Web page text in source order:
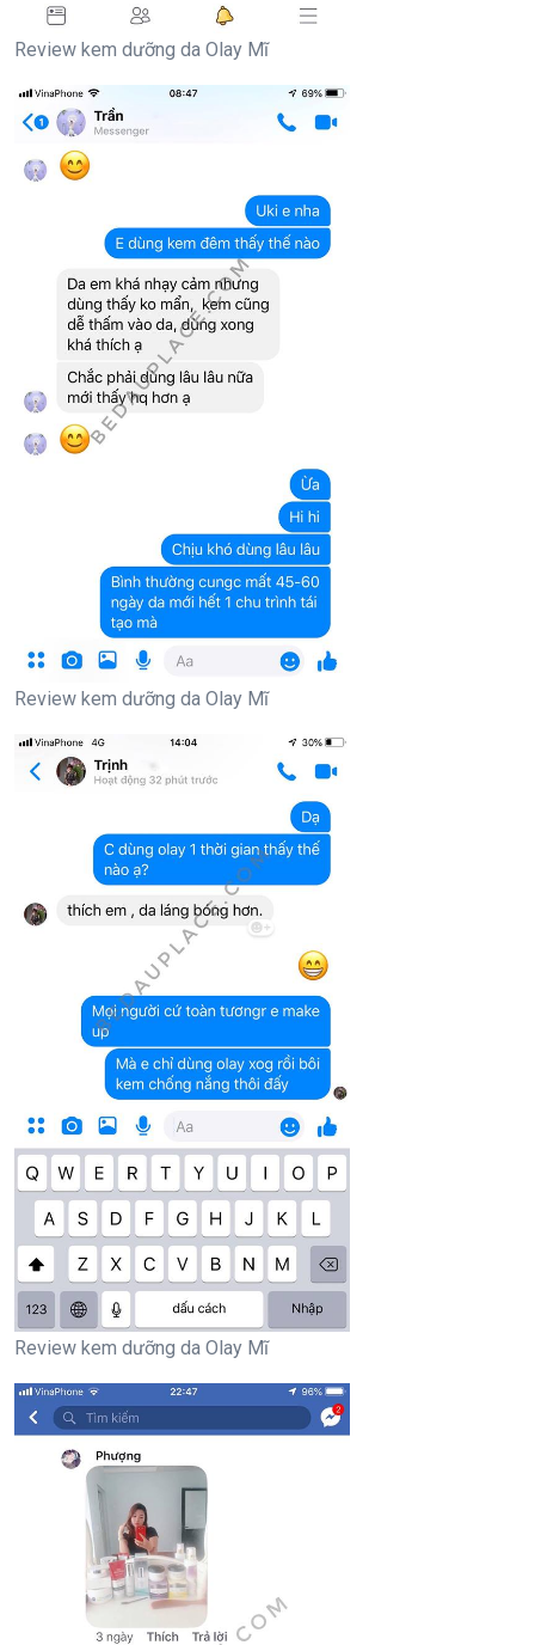
Review kem dưỡng da Olay Mĩ
Review kem dưỡng da Olay Mĩ
Review kem dưỡng da Olay Mĩ